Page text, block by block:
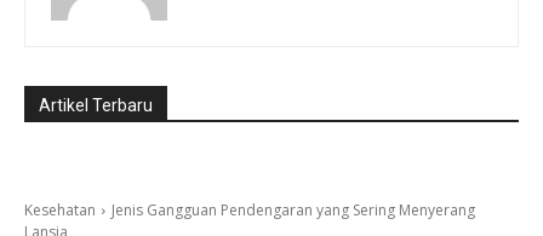
Artikel Terbaru